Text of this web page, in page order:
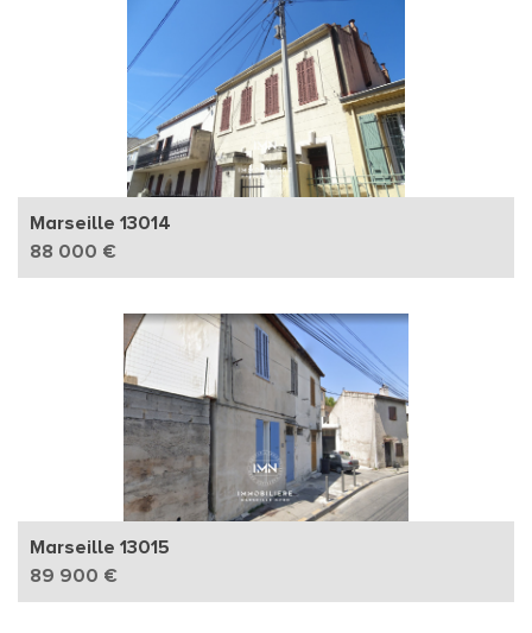
Marseille 13014
88 000 €
Marseille 13015
89 900 €